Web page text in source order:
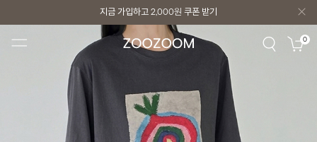
지금 가입하고 2,000원 쿠폰 받기
지금 가입하고 2,000원 쿠폰 받기 0